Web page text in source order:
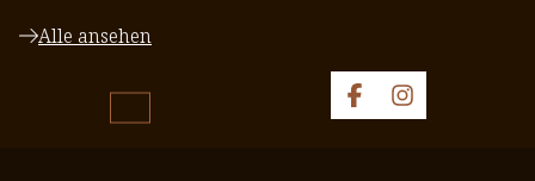
Alle ansehen